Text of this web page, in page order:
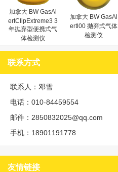
加拿大 BW GasAl
ertClipExtreme3 3
年抛弃型便携式气
体检测仪
加拿大 BW GasAl
ertl00 抛弃式气体
检测仪
联系方式
联系人：邓雪
电话：010-84459554
邮件：2850832025@qq.com
手机：18901191778
友情链接